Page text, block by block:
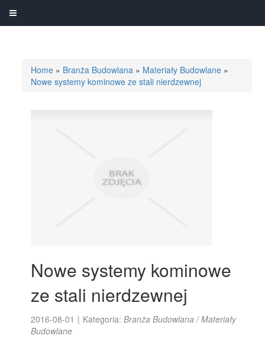
Home » Branża Budowlana » Materiały Budowlane »
Nowe systemy kominowe ze stali nierdzewnej
Nowe systemy kominowe
ze stali nierdzewnej
2016-08-01 | Kategoria:Branża Budowlana / Materiały
Budowlane